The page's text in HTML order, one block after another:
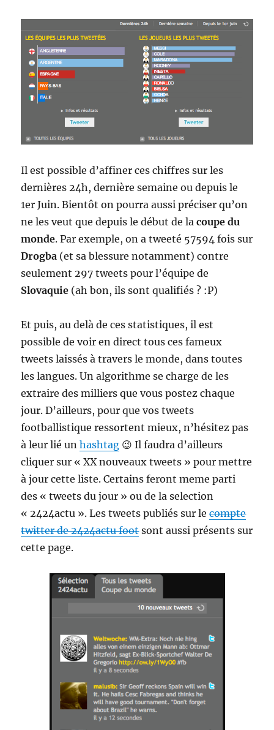
Il est possible d’affiner ces chiffres sur les
dernières 24h, dernière semaine ou depuis le
1er Juin. Bientôt on pourra aussi préciser qu’on
ne les veut que depuis le début de lacoupe du
monde. Par exemple, on a tweeté 57594 fois sur
Drogba (et sa blessure notamment) contre
seulement 297 tweets pour l’équipe de
Slovaquie (ah bon, ils sont qualifiés ? :P)
Et puis, au delà de ces statistiques, il est
possible de voir en direct tous ces fameux
tweets laissés à travers le monde, dans toutes
les langues. Un algorithme se charge de les
extraire des milliers que vous postez chaque
jour. D’ailleurs, pour que vos tweets
footballistique ressortent mieux, n’hésitez pas
à leur lié unhashtag 😉 Il faudra d’ailleurs
cliquer sur « XX nouveaux tweets » pour mettre
à jour cette liste. Certains feront meme parti
des « tweets du jour » ou de la selection
« 2424actu ». Les tweets publiés sur lecompte
twitter de 2424actu footsont aussi présents sur
cette page.